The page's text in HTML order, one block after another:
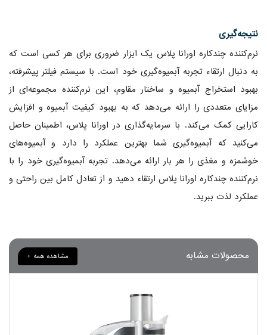
نتیجه‌گیری
نرم‌کننده چندکاره اورانا پلاس یک ابزار ضروری برای هر کسی است که
به دنبال ارتقاء تجربه آبمیوه‌گیری خود است. با سیستم فیلتر پیشرفته،
بهبود استخراج آبمیوه و ساختار مقاوم، این نرم‌کننده مجموعه‌ای از
مزایای متعددی را ارائه می‌دهد که به بهبود کیفیت آبمیوه و افزایش
کارایی کمک می‌کند. با سرمایه‌گذاری در اورانا پلاس، اطمینان حاصل
می‌کنید که آبمیوه‌گیری شما بهترین عملکرد را دارد و آبمیوه‌های
خوشمزه و مغذی را هر بار ارائه می‌دهد. تجربه آبمیوه‌گیری خود را با
نرم‌کننده چندکاره اورانا پلاس ارتقاء دهید و از تعادل کامل بین راحتی و
عملکرد لذت ببرید.
محصولات مشابه مشاهده همه +